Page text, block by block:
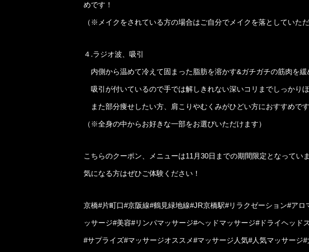
めです！
（※メイクをされている方の場合はご自分でメイクを落としていただ
４.ラジオ波、吸引
内側から温めて冷えて固まった脂肪を溶かす&ガチガチの筋肉を緩
吸引が付いているので手では解しきれない深いコリまでしっかりほ
また部分痩せしたい方、肩こりやむくみがひどい方におすすめです
（※全身の中からお好きな一部をお選びいただけます）
こちらのクーポン、メニューは11月30日までの期間限定となってい
気になる方はぜひご体験ください！
京橋#片町口#京阪線#鶴見緑地線#JR京橋駅#リラクゼーション#ア
ッサージ#美容#リンパマッサージ#ヘッドマッサージ#ドライヘッ
#サプライズ#マッサージオススメ#マッサージ人気#人気マッサージ#